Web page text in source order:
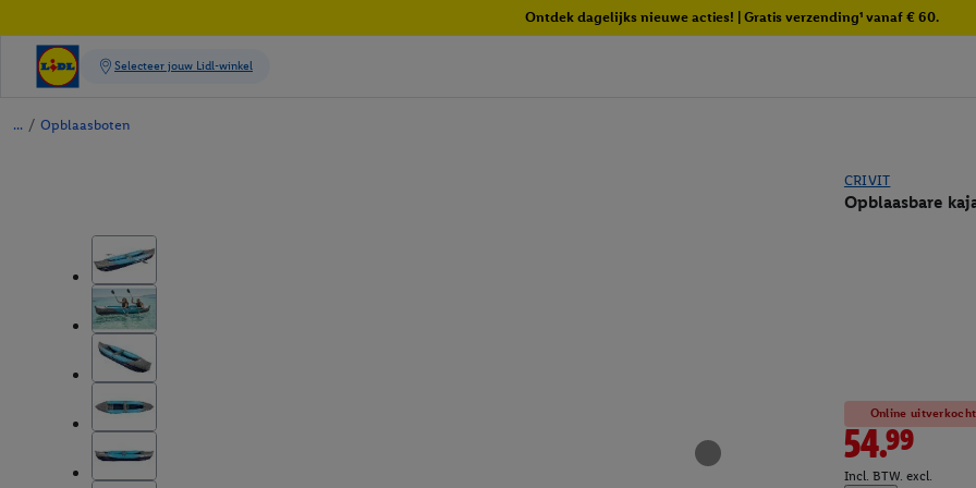
Ontdek dagelijks nieuwe acties! | Gratis verzending¹ vanaf € 60.
/ Opblaasboten
CRIVIT
Opblaasbare
Online
54.99
Incl. BTW. excl.